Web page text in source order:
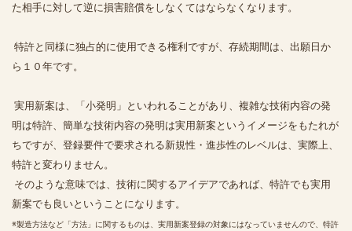
た相手に対して逆に損害賠償をしなくてはならなくなります。
特許と同様に独占的に使用できる権利ですが、存続期間は、出願日か
ら１０年です。
実用新案は、「小発明」といわれることがあり、複雑な技術内容の発
明は特許、簡単な技術内容の発明は実用新案というイメージをもたれが
ちですが、登録要件で要求される新規性・進歩性のレベルは、実際上、
特許と変わりません。
そのような意味では、技術に関するアイデアであれば、特許でも実用
新案でも良いということになります。
※製造方法など「方法」に関するものは、実用新案登録の対象にはなっていませんので、特許